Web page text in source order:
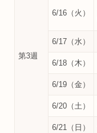
第3週
6/16（火）
6/17（水）
6/18（木）
6/19（金）
6/20（土）
6/21（日）